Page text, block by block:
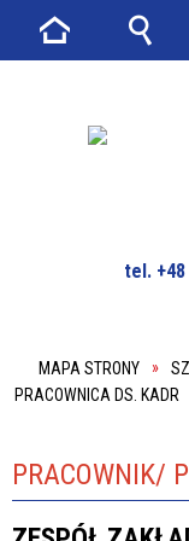
tel. +48
MAPA STRONY
PRACOWNICA DS. KADR
PRACOWNIK/
Strona